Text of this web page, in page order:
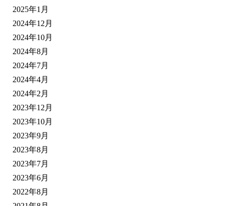
2025年1月
2024年12月
2024年10月
2024年8月
2024年7月
2024年4月
2024年2月
2023年12月
2023年10月
2023年9月
2023年8月
2023年7月
2023年6月
2022年8月